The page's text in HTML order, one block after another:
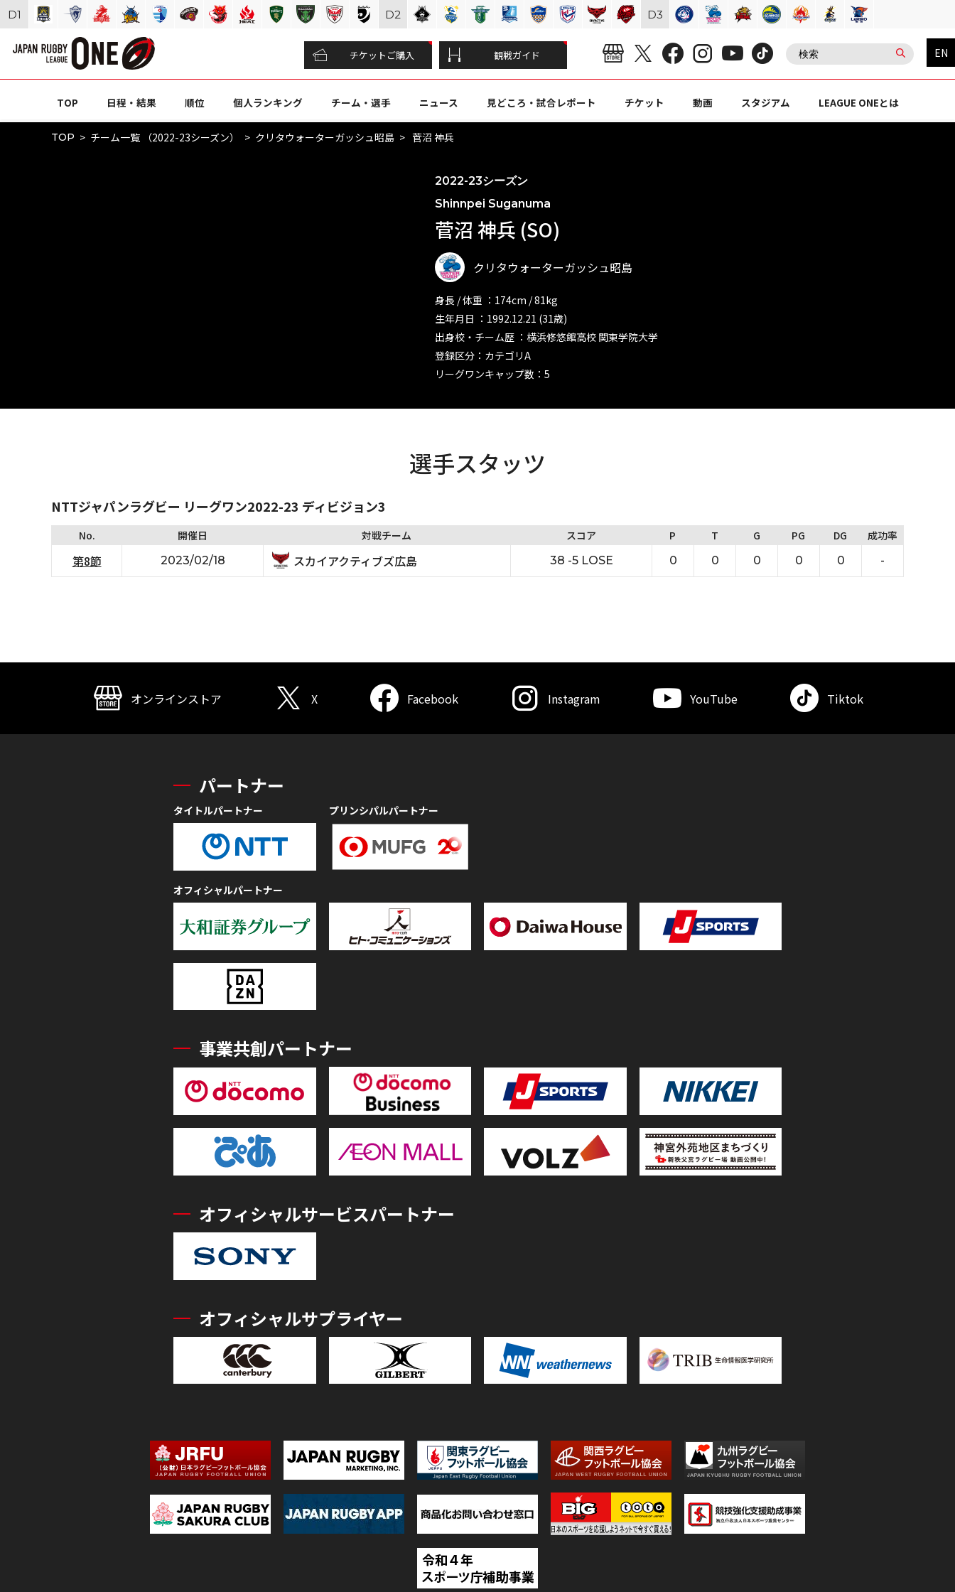
チケットご購入 観戦ガイド EN
TOP 日程・結果 順位 個人ランキング チーム・選手 ニュース 見どころ・試合レポート チケット 動画 スタジアム LEAGUE ONEとは
TOP チーム一覧 （2022-23シーズン） クリタウォーターガッシュ昭島 菅沼 神兵
2022-23シーズン
Shinnpei Suganuma
菅沼 神兵 (SO)
クリタウォーターガッシュ昭島
身長 / 体重 ：174cm / 81kg
生年月日 ：1992.12.21 (31歳)
出身校・チーム歴 ：横浜修悠館高校 関東学院大学
登録区分：カテゴリA
リーグワンキャップ数：5
選手スタッツ
NTTジャパンラグビー リーグワン2022-23 ディビジョン3
No. 開催日 対戦チーム スコア P T G PG DG 成功率
第8節 2023/02/18 スカイアクティブズ広島 38 -5 LOSE 0 0 0 0 0 -
D1 D2 D3
オンラインストア X Facebook Instagram YouTube Tiktok
パートナー
タイトルパートナー プリンシパルパートナー
オフィシャルパートナー
事業共創パートナー
オフィシャルサービスパートナー
オフィシャルサプライヤー